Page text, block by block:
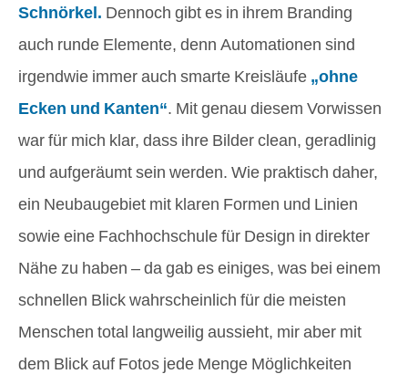
Schnörkel. Dennoch gibt es in ihrem Branding
auch runde Elemente, denn Automationen sind
irgendwie immer auch smarte Kreisläufe „ohne
Ecken und Kanten“. Mit genau diesem Vorwissen
war für mich klar, dass ihre Bilder clean, geradlinig
und aufgeräumt sein werden. Wie praktisch daher,
ein Neubaugebiet mit klaren Formen und Linien
sowie eine Fachhochschule für Design in direkter
Nähe zu haben – da gab es einiges, was bei einem
schnellen Blick wahrscheinlich für die meisten
Menschen total langweilig aussieht, mir aber mit
dem Blick auf Fotos jede Menge Möglichkeiten